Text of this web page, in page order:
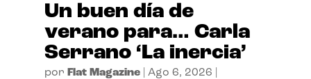
Un buen día de
verano para… Carla
Serrano ‘La inercia’
por Flat Magazine| Ago 6, 2026